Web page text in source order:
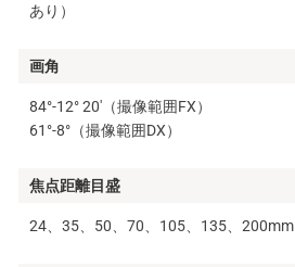
あり）
画角
84°-12° 20′（撮像範囲FX）
61°-8°（撮像範囲DX）
焦点距離目盛
24、35、50、70、105、135、200mm